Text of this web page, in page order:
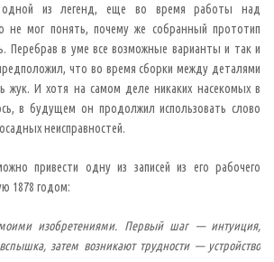
из легенд, еще во время работы над
не мог понять, почему же собранный прототип
Перебрав в уме все возможные варианты и так и
что во время сборки между деталями
жук. И хотя на самом деле никаких насекомых в
в будущем он продолжил использовать слово
неисправностей.
привести одну из записей из его рабочего
1878 годом:
изобретениями. Первый шаг — интуиция,
затем возникают трудности — устройство